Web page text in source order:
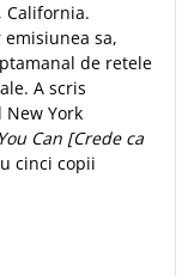
California.
sa,
de retele
A scris
York
Can [Crede ca
cinci copii